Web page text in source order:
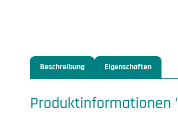
Beschreibung Eigenschaften
Produktinformationen